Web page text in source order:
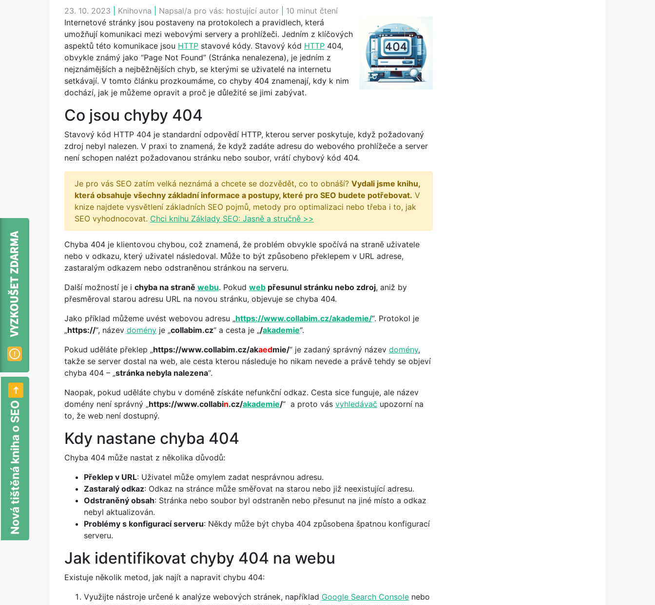
Nová tištěná kniha o SEO
23. 10. 2023 Knihovna Napsal/a pro vás: hostující autor
10 minut čtení
Internetové stránky jsou postaveny na protokolech a pravidlech, která
umožňují komunikaci mezi webovými servery a prohlížeči. Jedním z klíčových
aspektů této komunikace jsou HTTP stavové kódy. Stavový kód HTTP 404,
obvykle známý jako “Page Not Found” (Stránka nenalezena), je jedním z
nejznámějších a nejběžnějších chyb, se kterými se uživatelé na internetu
setkávají. V tomto článku prozkoumáme, co chyby 404 znamenají, kdy k nim
dochází, jak je můžeme opravit a proč je důležité se jimi zabývat.
Co jsou chyby 404
Stavový kód HTTP 404 je standardní odpovědí HTTP, kterou server poskytuje, když požadovaný
zdroj nebyl nalezen. V praxi to znamená, že když zadáte adresu do webového prohlížeče a server
není schopen nalézt požadovanou stránku nebo soubor, vrátí chybový kód 404.
Je pro vás SEO zatím velká neznámá a chcete se dozvědět, co to obnáší? Vydali jsme knihu,
která obsahuje všechny základní informace a postupy, které pro SEO budete potřebovat. V
knize najdete vysvětlení základních SEO pojmů, metody pro optimalizaci nebo třeba i to, jak
SEO vyhodnocovat. Chci knihu Základy SEO: Jasně a stručně >>
Chyba 404 je klientovou chybou, což znamená, že problém obvykle spočívá na straně uživatele
nebo v odkazu, který uživatel následoval. Může to být způsobeno překlepem v URL adrese,
zastaralým odkazem nebo odstraněnou stránkou na serveru.
Další možností je i chyba na straně webu. Pokud web přesunul stránku nebo zdroj, aniž by
přesměroval starou adresu URL na novou stránku, objevuje se chyba 404.
Jako příklad můžeme uvést webovou adresu „https://www.collabim.cz/akademie/“. Protokol je
„https://“, název domény je „collabim.cz“ a cesta je „/akademie“.
Pokud uděláte překlep „https://www.collabim.cz/akaedmie/“ je zadaný správný název domény,
takže se server dostal na web, ale cesta kterou následuje ho nikam nevede a právě tehdy se objeví
chyba 404 – „stránka nebyla nalezena“.
Naopak, pokud uděláte chybu v doméně získáte nefunkční odkaz. Cesta sice funguje, ale název
domény není správný „https://www.collabin.cz/akademie/“ a proto vás vyhledávač upozorní na
to, že web není dostupný.
Kdy nastane chyba 404
Chyba 404 může nastat z několika důvodů:
Překlep v URL: Uživatel může omylem zadat nesprávnou adresu.
Zastaralý odkaz: Odkaz na stránce může směřovat na starou nebo již neexistující adresu.
Odstraněný obsah: Stránka nebo soubor byl odstraněn nebo přesunut na jiné místo a odkaz
nebyl aktualizován.
Problémy s konfigurací serveru: Někdy může být chyba 404 způsobena špatnou konfigurací
serveru.
Jak identifikovat chyby 404 na webu
Existuje několik metod, jak najít a napravit chybu 404:
Využijte nástroje určené k analýze webových stránek, například Google Search Console nebo